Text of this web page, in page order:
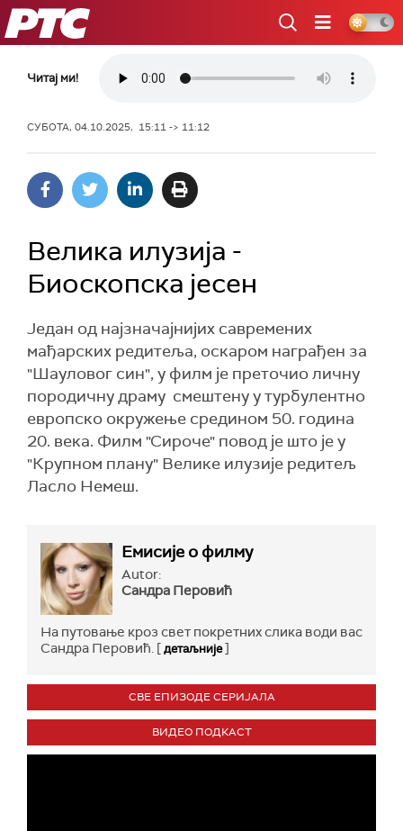
РТС
Читај ми!
СУБОТА, 04.10.2025, 15:11 -> 11:12
Велика илузија -
Биоскопска јесен
Један од најзначајнијих савремених
мађарских редитеља, оскаром награђен за
"Шауловог син", у филм је преточио личну
породичну драму смештену у турбулентно
европско окружење средином 50. година
20. века. Филм "Сироче" повод је што је у
"Крупном плану" Велике илузије редитељ
Ласло Немеш.
Емисије о филму
Autor:
Сандра Перовић
На путовање кроз свет покретних слика води вас
Сандра Перовић. [детаљније]
СВЕ ЕПИЗОДЕ СЕРИЈАЛА
ВИДЕО ПОДКАСТ